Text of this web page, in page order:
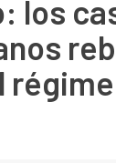
los